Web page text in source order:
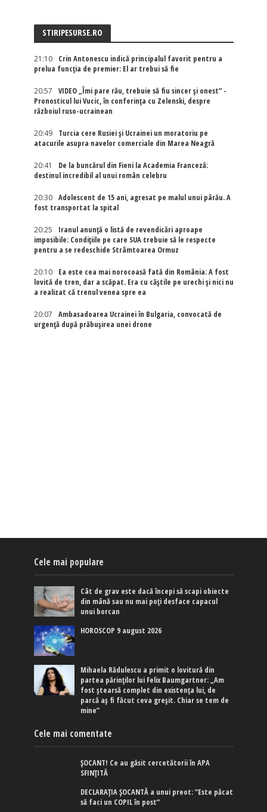
STIRIPESURSE.RO
21:10
Crin Antonescu indică principalul favorit pentru a
prelua funcția de premier: El ar trebui să fie
20:57
VIDEO „Îmi pare rău, trebuie să fiu sincer și onest” -
Pronosticul lui Vucic, în conferința cu Zelenski, despre
războiul ruso-ucrainean
20:49
Turcia cere Rusiei și Ucrainei un moratoriu pe
atacurile asupra navelor comerciale din Marea Neagră
20:41
De la buncărul din Fieni la Academia Franceză:
destinul incredibil al unui român celebru
20:30
Adolescent de 15 ani, agresat pe malul unui pârău. A
fost transportat la spital
20:25
Iranul anunță o listă de revendicări aproape
imposibile: Condițiile pe care SUA trebuie să le respecte
pentru a se redeschide Strâmtoarea Ormuz
20:10
Ea este cea mai norocoasă fată din România: A fost
lovită de tren, dar a scăpat. Era cu căștile pe urechi și nici nu
a realizat că trenul venea spre ea
20:07
Ambasadoarea Ucrainei în Bulgaria, convocată de
urgență după prăbușirea unei drone
Cele mai populare
Cât de grav este dacă începi să scapi obiecte
din mână sau nu mai poți desface capacul
unui borcan
HOROSCOP 9 august 2026
Mihaela Rădulescu a primit o lovitură din
partea părinților lui Felix Baumgartner: „Am
fost ștearsă complet din existența lui, de
parcă aș fi făcut ceva greșit. Chiar se tem de
mine”
Cele mai comentate
ȘOCANT! Ce au găsit cercetătorii în APA
SFINȚITĂ
DECLARAȚIA ȘOCANTĂ a unui preot: ”Este păcat
să faci un COPIL în post”